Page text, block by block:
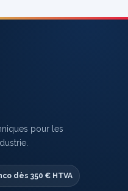
pour les
dès 350 € HTVA